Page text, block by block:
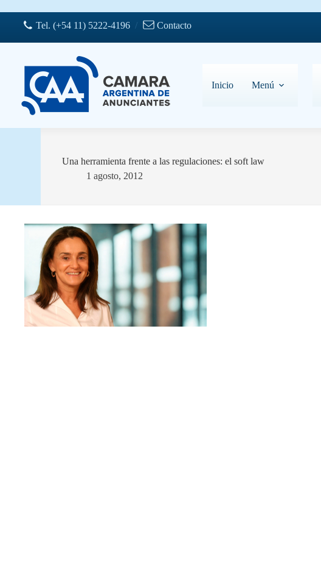
al
contenidoTel. (+54 11) 5222-4196/ Contacto
Inicio Menú
Una herramienta frente a las regulaciones: el soft law
1 agosto, 2012